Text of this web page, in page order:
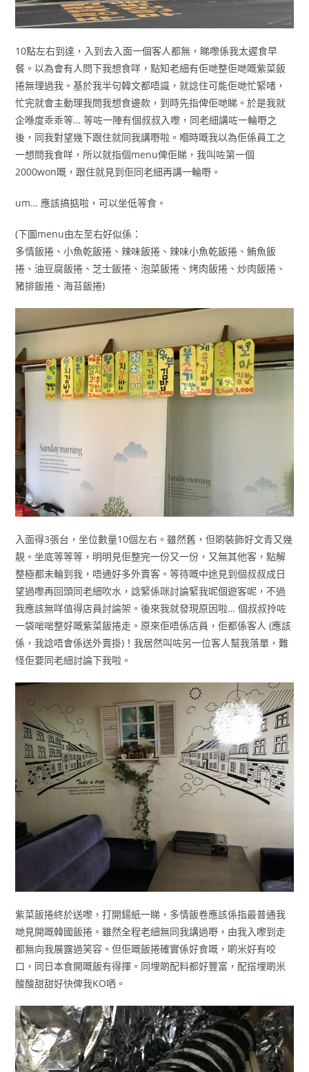
10點左右到達，入到去入面一個客人都無，睇嚟係我太遲食早
餐。以為會有人問下我想食咩，點知老細有佢哋整佢哋嘅紫菜飯
捲無理過我。基於我半句韓文都唔識，就諗住可能佢哋忙緊啫，
忙完就會主動理我問我想食邊款，到時先指俾佢哋睇。於是我就
企喺度乖乖等… 等咗一陣有個叔叔入嚟，同老細講咗一輪嘢之
後，同我對望幾下跟住就同我講嘢啦。嗰時嘅我以為佢係員工之
一想問我食咩，所以就指個menu俾佢睇，我叫咗第一個
2000won嘅，跟住就見到佢同老細再講一輪嘢。
um… 應該搞掂啦，可以坐低等食。
(下圖menu由左至右好似係：
多情飯捲、小魚乾飯捲、辣味飯捲、辣味小魚乾飯捲、鮪魚飯
捲、油豆腐飯捲、芝士飯捲、泡菜飯捲、烤肉飯捲、炒肉飯捲、
豬排飯捲、海苔飯捲)
入面得3張台，坐位數量10個左右。雖然舊，但啲裝飾好文青又幾
靚。坐底等等等，明明見佢整完一份又一份，又無其他客，點解
整極都未輪到我，唔通好多外賣客。等待嘅中途見到個叔叔成日
望過嚟再回頭同老細吹水，諗緊係咪討論緊我呢個遊客呢，不過
我應該無咩值得店員討論架。後來我就發現原因啦… 個叔叔拎咗
一袋啱啱整好嘅紫菜飯捲走。原來佢唔係店員，佢都係客人 (應該
係，我諗唔會係送外賣掛)！我居然叫咗另一位客人幫我落單，難
怪佢要同老細討論下我啦。
紫菜飯捲終於送嚟，打開鍚紙一睇，多情飯卷應該係指最普通我
哋見開嘅韓國飯捲。雖然全程老細無同我講過嘢，由我入嚟到走
都無向我展露過笑容。但佢嘅飯捲確實係好食嘅，啲米好有咬
口，同日本食開嘅飯有得揮。同埋啲配料都好豐富，配搭埋啲米
酸酸甜甜好快俾我KO哂。